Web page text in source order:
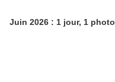
Juin 2026 : 1 jour, 1 photo